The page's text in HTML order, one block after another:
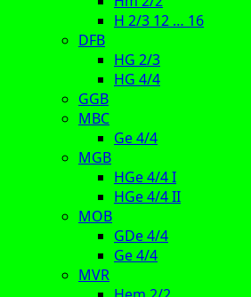
H 2/3 12 … 16
DFB
HG 2/3
HG 4/4
GGB
MBC
Ge 4/4
MGB
HGe 4/4 I
HGe 4/4 II
MOB
GDe 4/4
Ge 4/4
MVR